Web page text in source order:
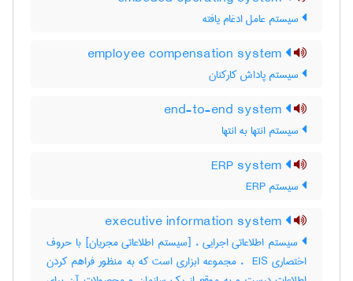
سیستم عامل ادغام یافته
سیستم پاداش کارکنان
سیستم انتها به انتها
سیستم ERP
سیستم اطلاعاتی اجرایی ، [سیستم اطلاعاتی مجریان] با حروف
اختصاری ‎ EIS ، مجموعه ابزاری است که به منظور فراهم کردن